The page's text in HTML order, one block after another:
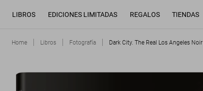
LIBROS EDICIONES LIMITADAS REGALOS TIENDAS
Home Libros Fotografía Dark City. The Real Los Angeles Noir